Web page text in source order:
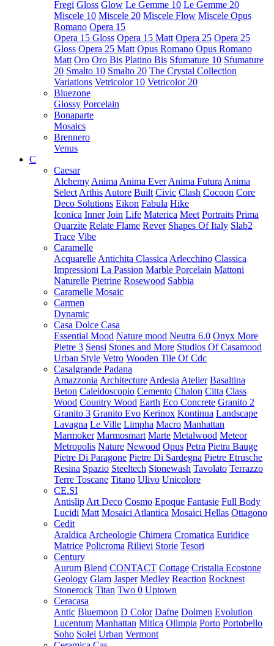
Fregi Gloss Glow Le Gemme 10 Le Gemme 20
Miscele 10 Miscele 20 Miscele Flow Miscele Opus
Romano Opera 15
Opera 15 Gloss Opera 15 Matt Opera 25 Opera 25
Gloss Opera 25 Matt Opus Romano Opus Romano
Matt Oro Oro Bis Platino Bis Sfumature 10 Sfumature
20 Smalto 10 Smalto 20 The Crystal Collection
Variations Vetricolor 10 Vetricolor 20
Bluezone
Glossy Porcelain
Bonaparte
Mosaics
Brennero
Venus
C
Caesar
Alchemy Anima Anima Ever Anima Futura Anima
Select Arthis Autore Built Civic Clash Cocoon Core
Deco Solutions Eikon Fabula Hike
Iconica Inner Join Life Materica Meet Portraits Prima
Quarzite Relate Flame Rever Shapes Of Italy Slab2
Trace Vibe
Caramelle
Acquarelle Antichita Classica Arlecchino Classica
Impressioni La Passion Marble Porcelain Mattoni
Naturelle Pietrine Rosewood Sabbia
Caramelle Mosaic
Carmen
Dynamic
Casa Dolce Casa
Essential Mood Nature mood Neutra 6.0 Onyx More
Pietre 3 Sensi Stones and More Studios Of Casamood
Urban Style Vetro Wooden Tile Of Cdc
Casalgrande Padana
Amazzonia Architecture Ardesia Atelier Basaltina
Beton Caleidoscopio Cemento Chalon Citta Class
Wood Country Wood Earth Eco Concrete Granito 2
Granito 3 Granito Evo Kerinox Kontinua Landscape
Lavagna Le Ville Limpha Macro Manhattan
Marmoker Marmosmart Marte Metalwood Meteor
Metropolis Nature Newood Opus Petra Pietra Bauge
Pietre Di Paragone Pietre Di Sardegna Pietre Etrusche
Resina Spazio Steeltech Stonewash Tavolato Terrazzo
Terre Toscane Titano Ulivo Unicolore
CE.SI
Antislip Art Deco Cosmo Epoque Fantasie Full Body
Lucidi Matt Mosaici Atlantica Mosaici Hellas Ottagono
Cedit
Araldica Archeologie Chimera Cromatica Euridice
Matrice Policroma Rilievi Storie Tesori
Century
Aurum Blend CONTACT Cottage Cristalia Ecostone
Geology Glam Jasper Medley Reaction Rocknest
Stonerock Titan Two 0 Uptown
Ceracasa
Antic Bluemoon D Color Dafne Dolmen Evolution
Lucentum Manhattan Mitica Olimpia Porto Portobello
Soho Solei Urban Vermont